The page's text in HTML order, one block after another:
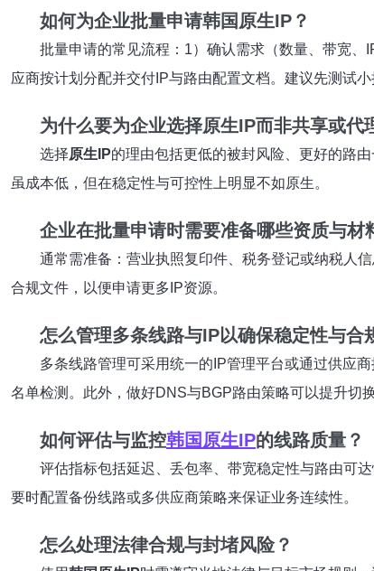
如何为企业批量申请韩国原生IP ？
批量申请的常见流程：1）确认需求（数量、带宽
应商按计划分配并交付IP与路由配置文档。建议先测试小
为什么要为企业选择原生IP而非共享或代
选择原生IP的理由包括更低的被封风险、更好的路
虽成本低，但在稳定性与可控性上明显不如原生。
企业在批量申请时需要准备哪些资质与材
通常需准备：营业执照复印件、税务登记或纳税人
合规文件，以便申请更多IP资源。
怎么管理多条线路与IP以确保稳定性与合
多条线路管理可采用统一的IP管理平台或通过供应
名单检测。此外，做好DNS与BGP路由策略可以提升切
如何评估与监控韩国原生IP的线路质量？
评估指标包括延迟、丢包率、带宽稳定性与路由可
要时配置备份线路或多供应商策略来保证业务连续性。
怎么处理法律合规与封堵风险？